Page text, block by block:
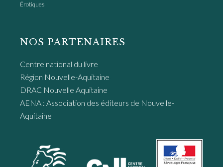
Érotiques
NOS PARTENAIRES
Centre national du livre
Région Nouvelle-Aquitaine
DRAC Nouvelle Aquitaine
AENA : Association des éditeurs de Nouvelle-
Aquitaine